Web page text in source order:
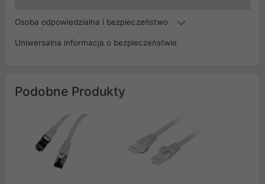
Osoba odpowiedzialna i bezpieczeństwo
Uniwersalna informacja o bezpieczeństwie
Podobne Produkty